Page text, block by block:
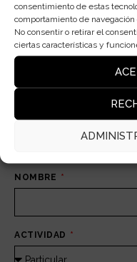
consentimiento de estas
comportamiento de
No consentir o retirar el
ciertas características y
Suscríbete a
primero en
tendencias de
NOMBRE
ACTIVIDAD